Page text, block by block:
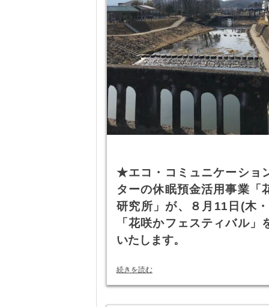
★エコ・コミュニケーショ
ターの休眠預金活用事業「
研究所」が、８月11日(木
「花咲かフェスティバル」
いたします。
続きを読む